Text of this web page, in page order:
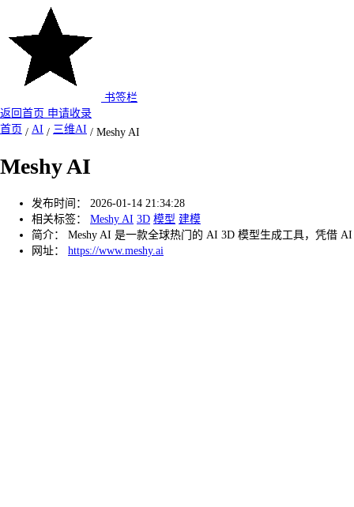
书签栏
返回首页 申请收录
首页 / AI / 三维AI / Meshy AI
Meshy AI
发布时间：
2026-01-14 21:34:28
相关标签：
Meshy AI 3D 模型 建模
简介：
Meshy AI 是一款全球热门的 AI 3D 模型生成工具，凭借
网址：
https://www.meshy.ai